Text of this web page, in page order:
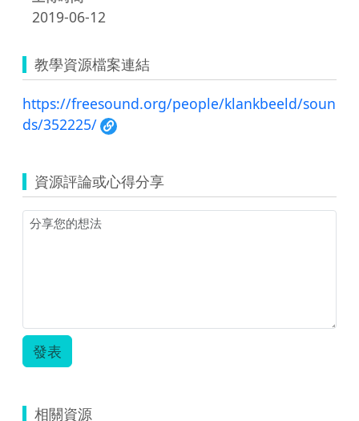
2019-06-12
教學資源檔案連結
https://freesound.org/people/klankbeeld/soun
ds/352225/
資源評論或心得分享
發表
相關資源